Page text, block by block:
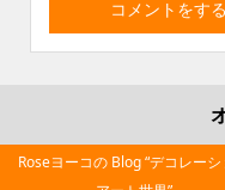
Roseヨーコの Blog “デコレーシ